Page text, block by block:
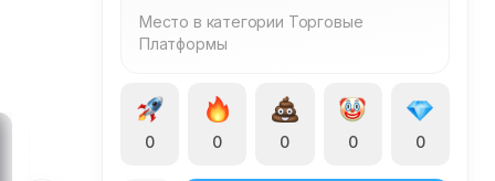
Место в категории Торговые
Платформы
0 0 0 0 0